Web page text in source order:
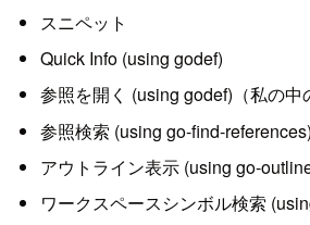
スニペット
Quick Info (using godef)
参照を開く (using godef)（私の中
参照検索 (using go-find-references)
アウトライン表示 (using go-
ワークスペースシンボル検索